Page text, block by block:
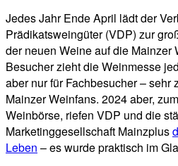
Jedes Jahr Ende April lädt der
Prädikatsweingüter (VDP) zur
der neuen Weine auf die Mainzer
Besucher zieht die Weinmesse
aber nur für Fachbesucher – sehr
Mainzer Weinfans. 2024 aber,
Weinbörse, riefen VDP und die
Marketinggesellschaft Mainzplus
Leben – es wurde praktisch im